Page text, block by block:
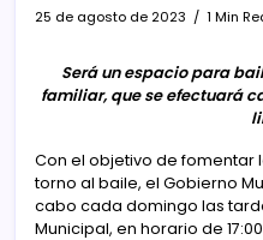
25 de agosto de 2023 1 Min
Será un espacio para
familiar, que se efectuará
Con el objetivo de fomentar
torno al baile, el Gobierno
cabo cada domingo las
Municipal, en horario de